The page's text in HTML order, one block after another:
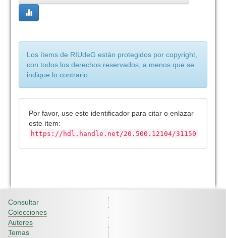
Los ítems de RIUdeG están protegidos por copyright,
con todos los derechos reservados, a menos que se
indique lo contrario.
Por favor, use este identificador para citar o enlazar
este ítem:
https://hdl.handle.net/20.500.12104/31150
Consultar
Colecciones
Autores
Temas